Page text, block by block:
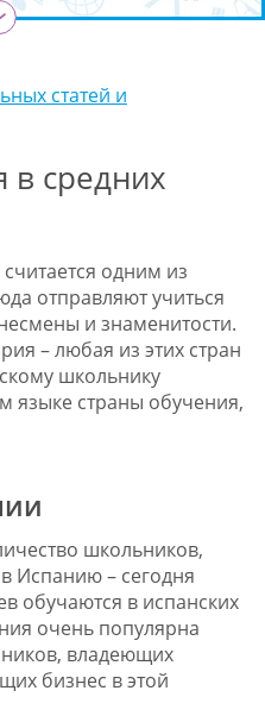
статей и
средних
одним из
отправляют учиться
и знаменитости.
– любая из этих стран
школьнику
языке страны обучения,
школьников,
Испанию – сегодня
обучаются в испанских
очень популярна
владеющих
бизнес в этой